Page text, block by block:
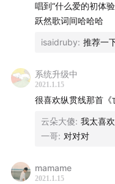
#时间轴
开头
–09:45花开了没有
–13:11秘密
19:43我要钱
25:54冬天下午的太阳
33:34双手插口袋
–44:47OK 2010
唱到“什么爱的初体
跃然歌词间哈哈哈
isaidruby: 推荐一
系统升级中
2021.1.15
很喜欢纵贯线那首《
云朵大傻: 我太喜
一哥: 对对对
mamame
2021.1.15